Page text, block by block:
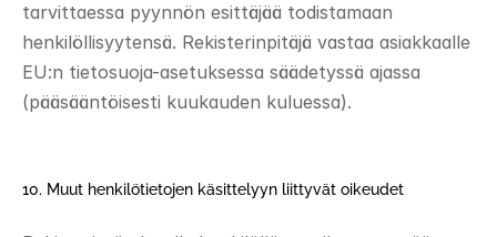
tarvittaessa pyynnön esittäjää todistamaan
henkilöllisyytensä. Rekisterinpitäjä vastaa asiakkaalle
EU:n tietosuoja-asetuksessa säädetyssä ajassa
(pääsääntöisesti kuukauden kuluessa).
10. Muut henkilötietojen käsittelyyn liittyvät oikeudet